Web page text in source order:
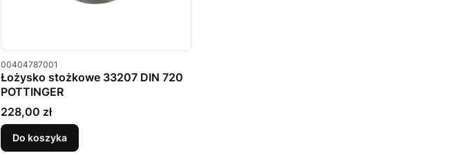
Kod produktu
00404787001
Łożysko stożkowe 33207 DIN 720
POTTINGER
Cena
228,00 zł
Do koszyka